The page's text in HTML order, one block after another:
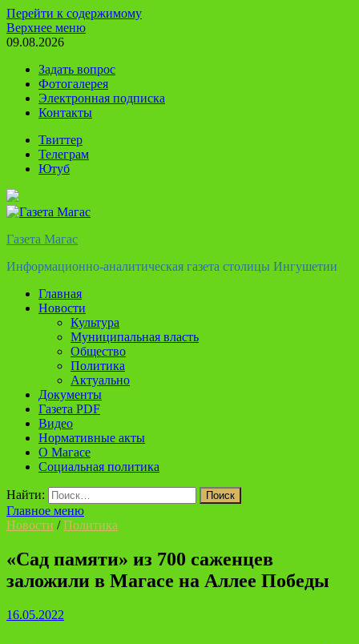
Перейти к содержимому
Верхнее меню
09.08.2026
Задать вопрос
Фотогалерея
Электронная подписка
Контакты
Твиттер
Телеграм
Ютуб
Газета Магас
Информационно-аналитическая газета столицы Ингушетии
Главная
Новости
Культура
Муниципальная власть
Общество
Политика
Актуально
Документы
Газета PDF
Видео
Нормативные акты
О Магасе
Социальная политика
Найти:
Главное меню
Новости /Политика
«Сад памяти» из 700 саженцев
заложили в Магасе на Аллее Победы
16.05.2022